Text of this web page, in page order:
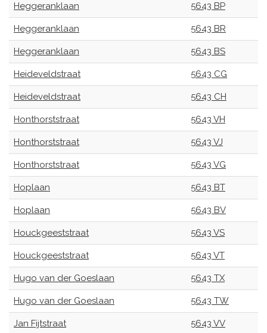
Heggeranklaan 5643 BP
Heggeranklaan 5643 BR
Heggeranklaan 5643 BS
Heideveldstraat 5643 CG
Heideveldstraat 5643 CH
Honthorststraat 5643 VH
Honthorststraat 5643 VJ
Honthorststraat 5643 VG
Hoplaan 5643 BT
Hoplaan 5643 BV
Houckgeeststraat 5643 VS
Houckgeeststraat 5643 VT
Hugo van der Goeslaan 5643 TX
Hugo van der Goeslaan 5643 TW
Jan Fijtstraat 5643 VV